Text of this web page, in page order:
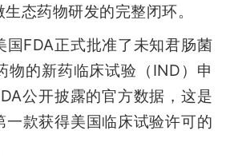
态药物研发的完整闭环。
FDA正式批准了未知君肠菌
物的新药临床试验（IND）申
公开披露的官方数据，这是
一款获得美国临床试验许可的